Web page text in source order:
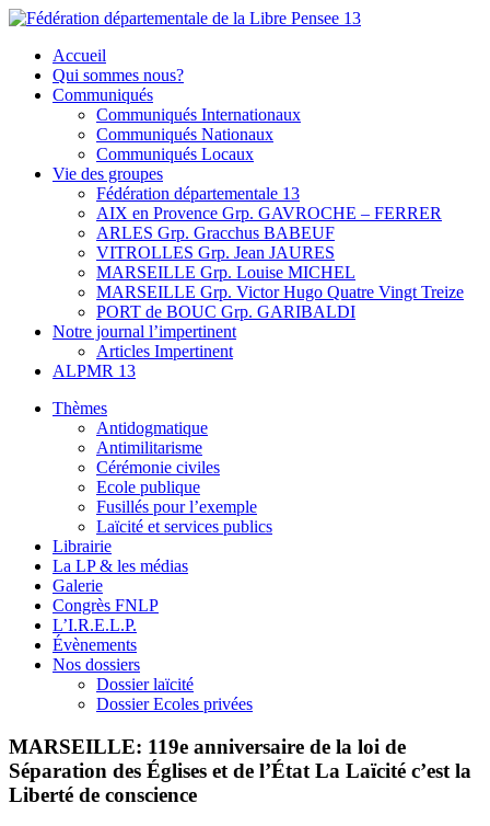
Skip
content
Fédération départementale de la Libre Pensee 13
Membre de la fédération Nationale de la Libre Pensée ni dieu ni
maitre
Accueil
Qui sommes nous?
Communiqués
Communiqués Internationaux
Communiqués Nationaux
Communiqués Locaux
Vie des groupes
Fédération départementale 13
AIX en Provence Grp. GAVROCHE – FERRER
ARLES Grp. Gracchus BABEUF
VITROLLES Grp. Jean JAURES
MARSEILLE Grp. Louise MICHEL
MARSEILLE Grp. Victor Hugo Quatre Vingt Treize
PORT de BOUC Grp. GARIBALDI
Notre journal l’impertinent
Articles Impertinent
ALPMR 13
Thèmes
Antidogmatique
Antimilitarisme
Cérémonie civiles
Ecole publique
Fusillés pour l’exemple
Laïcité et services publics
Librairie
La LP & les médias
Galerie
Congrès FNLP
L’I.R.E.L.P.
Évènements
Nos dossiers
Dossier laïcité
Dossier Ecoles privées
MARSEILLE: 119e anniversaire de la loi de
Séparation des Églises et de l’État La Laïcité c’est la
Liberté de conscience